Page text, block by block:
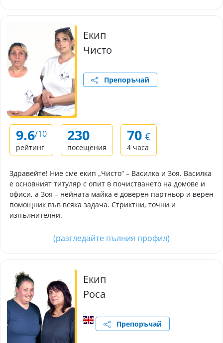
Екип
Чисто
Препоръчай
9.6/10
рейтинг
230
посещения
70 €
4 часа
Здравейте! Ние сме екип „Чисто“ – Василка и Зоя. Василка
е основният титуляр с опит в почистването на домове и
офиси, а Зоя – нейната майка е доверен партньор и верен
помощник във всяка задача. Стриктни, точни и
изпълнителни.
(разгледайте пълния профил)
Екип
Роса
Препоръчай